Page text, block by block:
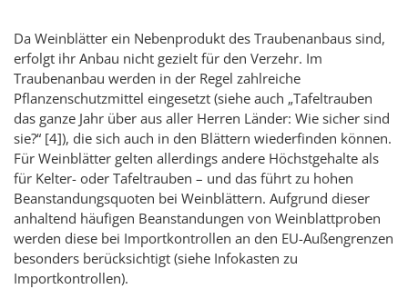
Da Weinblätter ein Nebenprodukt des Traubenanbaus sind,
erfolgt ihr Anbau nicht gezielt für den Verzehr. Im
Traubenanbau werden in der Regel zahlreiche
Pflanzenschutzmittel eingesetzt (siehe auch „Tafeltrauben
das ganze Jahr über aus aller Herren Länder: Wie sicher sind
sie?“ [4]), die sich auch in den Blättern wiederfinden können.
Für Weinblätter gelten allerdings andere Höchstgehalte als
für Kelter- oder Tafeltrauben – und das führt zu hohen
Beanstandungsquoten bei Weinblättern. Aufgrund dieser
anhaltend häufigen Beanstandungen von Weinblattproben
werden diese bei Importkontrollen an den EU-Außengrenzen
besonders berücksichtigt (siehe Infokasten zu
Importkontrollen).